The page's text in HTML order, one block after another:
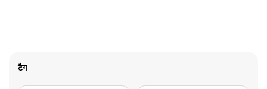
टैग